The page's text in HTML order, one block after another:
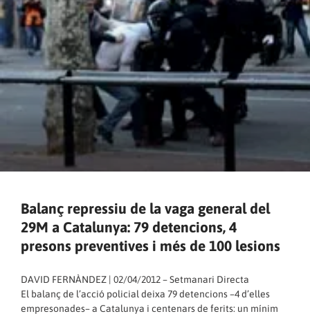
Balanç repressiu de la vaga general del
29M a Catalunya: 79 detencions, 4
presons preventives i més de 100 lesions
DAVID FERNÀNDEZ | 02/04/2012 – Setmanari Directa
El balanç de l’acció policial deixa 79 detencions –4 d’elles
empresonades– a Catalunya i centenars de ferits: un mínim